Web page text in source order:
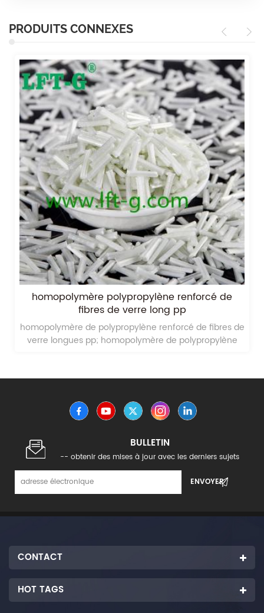
PRODUITS CONNEXES
homopolymère polypropylène renforcé de
fibres de verre long pp
homopolymère de polypropylène renforcé de fibres de
verre longues pp; homopolymère de polypropylène
une bonne résistance mécanique et une résistance à
BULLETIN
-- obtenir des mises à jour avec les derniers sujets
CONTACT
HOT TAGS